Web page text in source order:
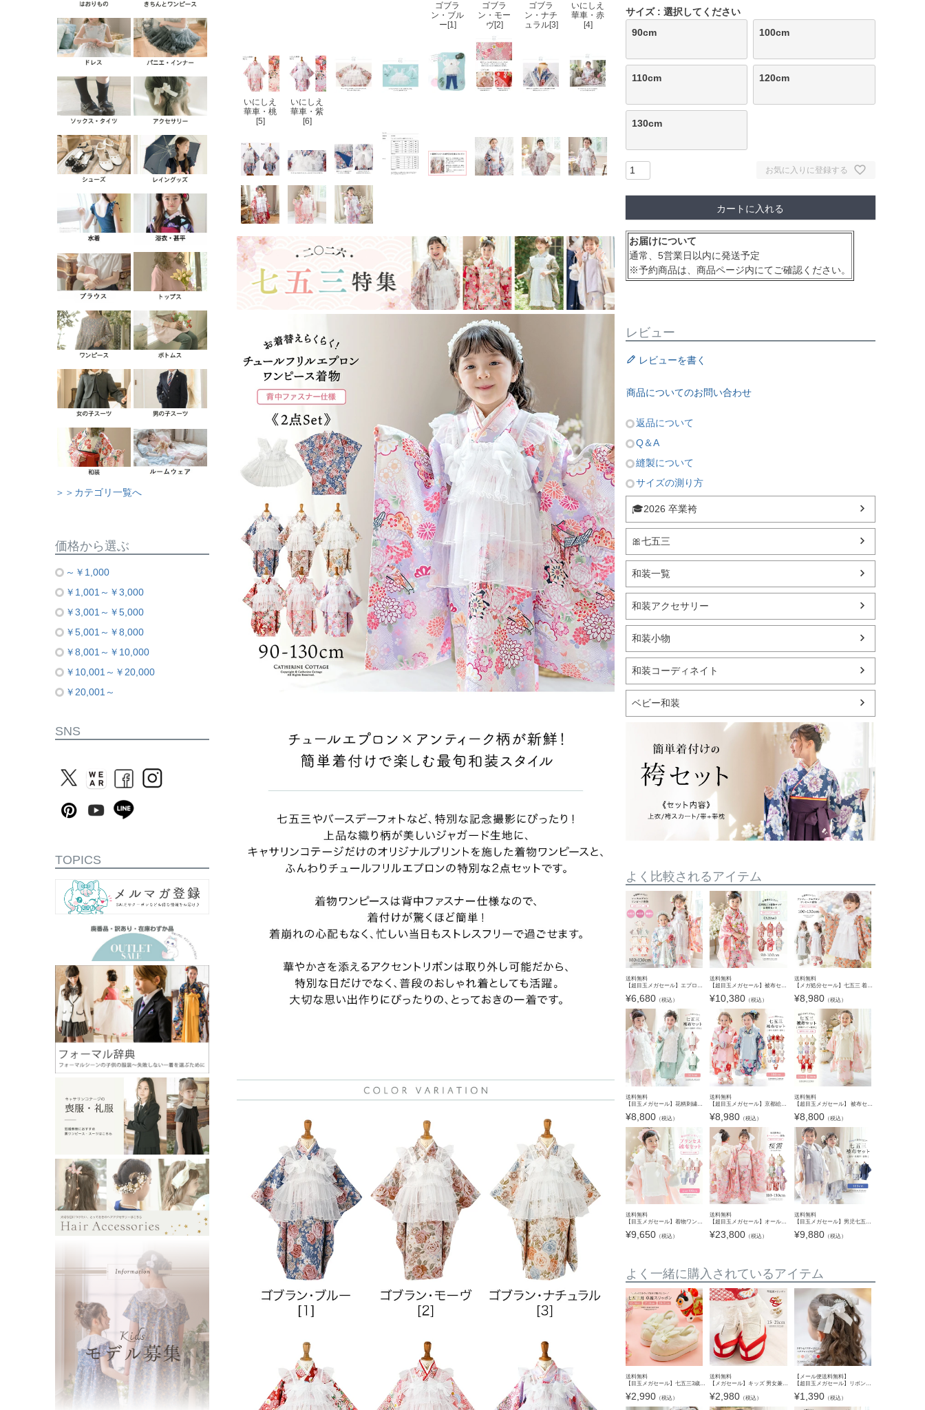
＞＞カテゴリ一覧へ
価格から選ぶ
～￥1,000
￥1,001～￥3,000
￥3,001～￥5,000
￥5,001～￥8,000
￥8,001～￥10,000
￥10,001～￥20,000
￥20,001～
SNS
TOPICS
ゴブラ
ン・ブル
ー[1]
ゴブラ
ン・モー
ヴ[2]
ゴブラ
ン・ナチ
ュラル[3]
いにしえ
華車・赤
[4]
いにしえ
華車・桃
[5]
いにしえ
華車・紫
[6]
サイズ
選択してください
90cm
100cm
110cm 120cm
130cm
お気に入りに登録する
カートに入れる
お届けについて
通常、5営業日以内に発送予定
※予約商品は、商品ページ内にてご確認ください。
レビュー
レビューを書く
商品についてのお問い合わせ
返品について
Q＆A
縫製について
サイズの測り方
🎓2026 卒業袴
🎀七五三
和装一覧
和装アクセサリー
和装小物
和装コーディネイト
ベビー和装
よく比較されるアイテム
送料無料
【超目玉メガセール】エプロン着物ワンピース 和装 3才 7才 女の子 七五三 お正月 ひな祭り 写真撮影 大正レトロ 被布 エプロン被布 洗える着物 背中ファスナー 簡単着付け TAK キャサリンコテージ
¥6,680（税込）
送料無料
【超目玉メガセール】被布セット 3歳女の子 七五三 753 三歳 花柄織入り花柄生地着物ワンピース＆同柄被布セット 和装 雛祭り 前撮り ピンク 白 朱 水色 ライラック 90 100 背中ファスナー 花柄 猫柄
¥10,380 （税込）
送料無料
【メガ処分セール】七五三 着物 3歳 7歳 女の子 フルセット 被布セット エプロン レトロモダン アンティーク風 簡単着付け 写真映え ドレス 衣装 お祝い着 和装 前撮り 撮影 お正月 ひな祭り 雛祭り 子
¥8,980（税込）
送料無料
【目玉メガセール】花柄刺繍チュールレース着物とバラ生地被布セット 3才 女の子 七五三 753 TAK キャサリンコテージ
¥8,800（税込）
送料無料
【超目玉メガセール】京都絵師によるオリジナル柄＆レース生地の被布セット 七五三 女の子 男の子 男女兼用 年賀状写真やお正月やひな祭りにも 着物 TAK
¥8,980 （税込）
送料無料
【超目玉メガセール】 被布セット七五三 3歳女の子 着物 花刺繍チュールレース着物ワンピース＆ 被布セット 和装 TAK
¥8,800（税込）
送料無料
【目玉メガセール】着物ワンピース+ファー襟被布和姫セット 着脱カンタン 七五三 3歳女の子 TAK
¥9,650（税込）
送料無料
【超目玉メガセール】オールインワン着物《桜霞》 着物ワンピース 背中ファスナー かんたん着付け 七五三 和装 リボン 花柄チュール ピンク 赤 白 紫 緑 和柄 古典柄 女の子 キッズ お正月 写真撮影 お
¥23,800 （税込）
送料無料
【目玉メガセール】男児七五三 3歳着物＆被布セット 和装 753 着物 男女兼用 男子 女子 女の子 3才 3歳 三歳 記念撮影 グレー ベージュ ブルー 青 紺 TAK キャサリンコテージ
¥9,880（税込）
よく一緒に購入されているアイテム
送料無料
【目玉メガセール】七五三3歳7歳女児 草履 うさぎファースリッポン 白 サンダル 和装 履物 TAK
¥2,990（税込）
送料無料
【メガセール】キッズ 男女兼用 草履風シューズ 七五三 和装 女の子 男の子 3歳 5歳 7歳 753 履き物 子供靴 靴 赤 ベージュ 白 スリッポン 歩きやすい 履きやすい ゴムストラップ ぺたんこ靴 キャサリン
¥2,980 （税込）
【メール便送料無料】
【超目玉メガセール】リボン＆フラワー Uピン ヘアアレンジセット キャサリンコテージ YUP6 《メール便優先商品》
¥1,390（税込）